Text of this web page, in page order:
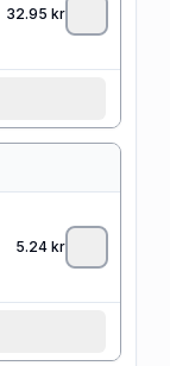
32.95 kr
5.24 kr